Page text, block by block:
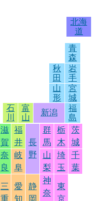
北海
道
青
森
秋
田
岩
手
山
形
宮
城
石
川
富
山
新潟
福
島
滋
賀
福
井
長
野
群
馬
栃
木
茨
城
奈
良
岐
阜
山
梨
埼
玉
千
葉
三
重
愛
知
静
岡
神
奈
東
京